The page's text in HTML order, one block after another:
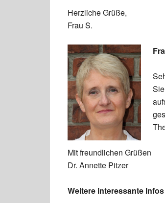
Herzliche Grüße,
Frau S.
Mit freundlichen Grüßen
Dr. Annette Pitzer
Weitere interessante